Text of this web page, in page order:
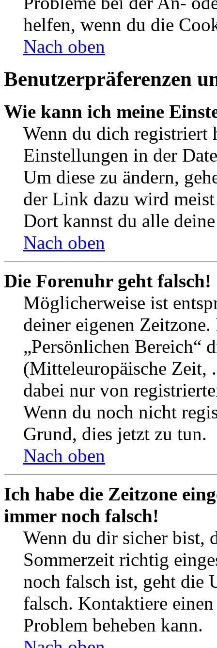
helfen, wenn du die
Nach oben
Benutzerpräferenzen
Wie kann ich meine
Wenn du dich registriert
Einstellungen in der
Um diese zu ändern,
der Link dazu wird
Dort kannst du alle
Nach oben
Die Forenuhr geht falsch!
Möglicherweise ist
deiner eigenen
„Persönlichen Bereich“
(Mitteleuropäische Zeit,
dabei nur von
Wenn du noch nicht
Grund, dies jetzt zu tun.
Nach oben
Ich habe die Zeitzone
immer noch falsch!
Wenn du dir sicher bist,
Sommerzeit richtig
noch falsch ist, geht die
falsch. Kontaktiere
Problem beheben kann.